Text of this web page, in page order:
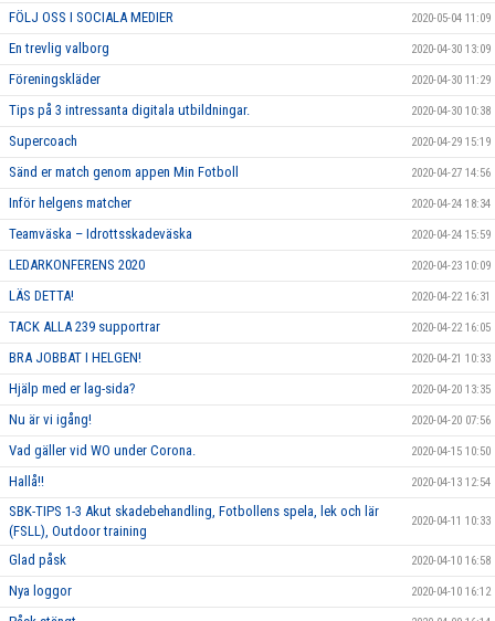
FÖLJ OSS I SOCIALA MEDIER 2020-05-04 11:09
En trevlig valborg 2020-04-30 13:09
Föreningskläder 2020-04-30 11:29
Tips på 3 intressanta digitala utbildningar. 2020-04-30 10:38
Supercoach 2020-04-29 15:19
Sänd er match genom appen Min Fotboll 2020-04-27 14:56
Inför helgens matcher 2020-04-24 18:34
Teamväska – Idrottsskadeväska 2020-04-24 15:59
LEDARKONFERENS 2020 2020-04-23 10:09
LÄS DETTA! 2020-04-22 16:31
TACK ALLA 239 supportrar 2020-04-22 16:05
BRA JOBBAT I HELGEN! 2020-04-21 10:33
Hjälp med er lag-sida? 2020-04-20 13:35
Nu är vi igång! 2020-04-20 07:56
Vad gäller vid WO under Corona. 2020-04-15 10:50
Hallå!! 2020-04-13 12:54
SBK-TIPS 1-3 Akut skadebehandling, Fotbollens spela, lek och lär
(FSLL), Outdoor training
2020-04-11 10:33
Glad påsk 2020-04-10 16:58
Nya loggor 2020-04-10 16:12